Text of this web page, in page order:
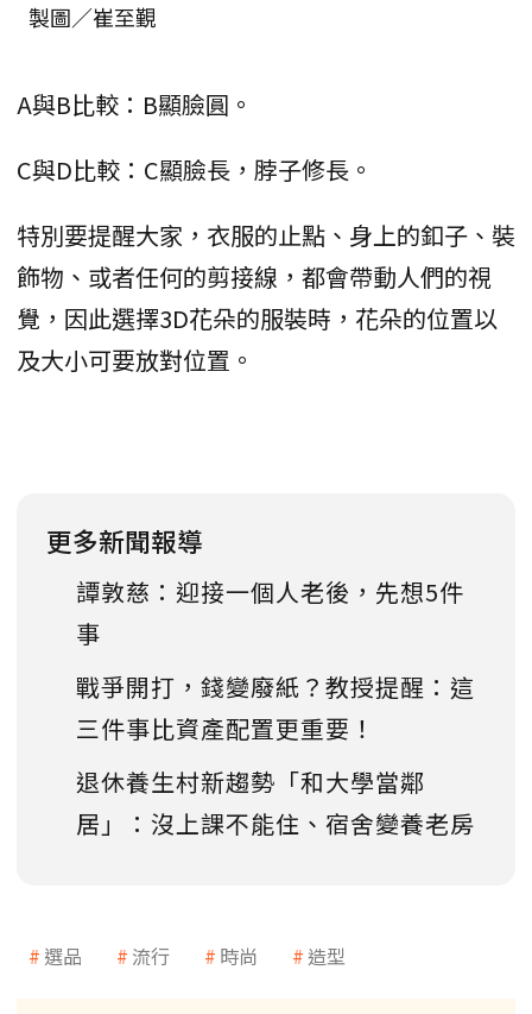
製圖／崔至覲
A與B比較：B顯臉圓。
C與D比較：C顯臉長，脖子修長。
特別要提醒大家，衣服的止點、身上的釦子、裝
飾物、或者任何的剪接線，都會帶動人們的視
覺，因此選擇3D花朵的服裝時，花朵的位置以
及大小可要放對位置。
更多新聞報導
譚敦慈：迎接一個人老後，先想5件
事
戰爭開打，錢變廢紙？教授提醒：這
三件事比資產配置更重要！
退休養生村新趨勢「和大學當鄰
居」：沒上課不能住、宿舍變養老房
選品 流行 時尚 造型